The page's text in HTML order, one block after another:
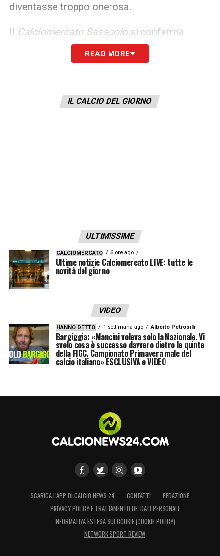
diventasse troppo onerosa.
Il Calciomercato Sassuolosi conferma
dunque uno dei più vivaci dell’intero
panorama italiano, destinato a movimentare
LEGGI ANCHE LE ULTIME DI SERIE A
READ MORE
IL CALCIO DEL GIORNO
ULTIMISSIME
CALCIOMERCATO 6 ore ago
Ultime notizie Calciomercato LIVE: tutte le
novità del giorno
VIDEO
HANNO DETTO 1 settimana ago Alberto Petrosilli
Bargiggia: «Mancini voleva solo la Nazionale. Vi
svelo cosa è successo davvero dietro le quinte
della FIGC. Campionato Primavera male del
calcio italiano» ESCLUSIVA e VIDEO
SCARICA L’APP DI CALCIO NEWS 24 CONTATTI
REDAZIONE
PRIVACY POLICY E TRATTAMENTO DEI DATI PERSONALI
INFORMATIVA ESTESA SUI COOKIE (COOKIE POLICY)
NETWORK SPORT REVIEW